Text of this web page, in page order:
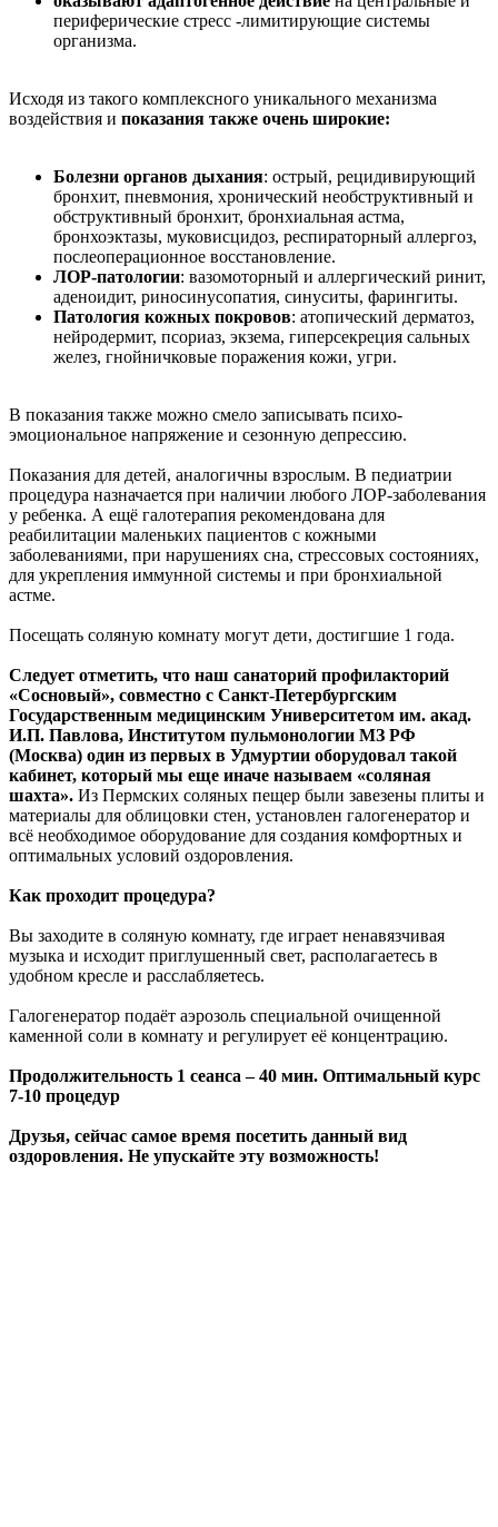
периферические стресс -лимитирующие системы
организма.
Исходя из такого комплексного уникального механизма
воздействия и показания также очень широкие:
Болезни органов дыхания: острый, рецидивирующий
бронхит, пневмония, хронический необструктивный и
обструктивный бронхит, бронхиальная астма,
бронхоэктазы, муковисцидоз, респираторный аллергоз,
послеоперационное восстановление.
ЛОР-патологии: вазомоторный и аллергический ринит,
аденоидит, риносинусопатия, синуситы, фарингиты.
Патология кожных покровов: атопический дерматоз,
нейродермит, псориаз, экзема, гиперсекреция сальных
желез, гнойничковые поражения кожи, угри.
В показания также можно смело записывать психо-
эмоциональное напряжение и сезонную депрессию.
Показания для детей, аналогичны взрослым. В педиатрии
процедура назначается при наличии любого ЛОР-заболевания
у ребенка. А ещё галотерапия рекомендована для
реабилитации маленьких пациентов с кожными
заболеваниями, при нарушениях сна, стрессовых состояниях,
для укрепления иммунной системы и при бронхиальной
астме.
Посещать соляную комнату могут дети, достигшие 1 года.
Следует отметить, что наш санаторий профилакторий
«Сосновый», совместно с Санкт-Петербургским
Государственным медицинским Университетом им. акад.
И.П. Павлова, Институтом пульмонологии МЗ РФ
(Москва) один из первых в Удмуртии оборудовал такой
кабинет, который мы еще иначе называем «соляная
шахта». Из Пермских соляных пещер были завезены плиты и
материалы для облицовки стен, установлен галогенератор и
всё необходимое оборудование для создания комфортных и
оптимальных условий оздоровления.
Как проходит процедура?
Вы заходите в соляную комнату, где играет ненавязчивая
музыка и исходит приглушенный свет, располагаетесь в
удобном кресле и расслабляетесь.
Галогенератор подаёт аэрозоль специальной очищенной
каменной соли в комнату и регулирует её концентрацию.
Продолжительность 1 сеанса ‒ 40 мин. Оптимальный курс
7-10 процедур
Друзья, сейчас самое время посетить данный вид
оздоровления. Не упускайте эту возможность!